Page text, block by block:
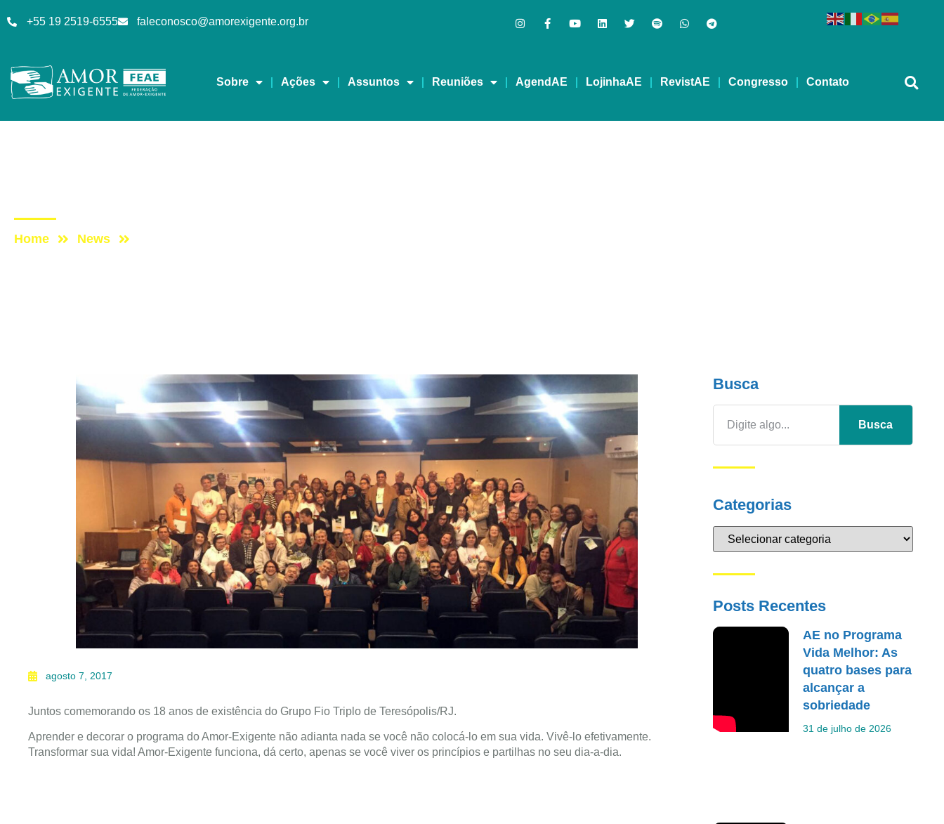
+55 19 2519-6555 faleconosco@amorexigente.org.br
Sobre Ações Assuntos Reuniões AgendAE LojinhaAE RevistAE Congresso Contato
Home News
agosto 7, 2017
Juntos comemorando os 18 anos de existência do Grupo Fio Triplo de Teresópolis/RJ.
Aprender e decorar o programa do Amor-Exigente não adianta nada se você não colocá-lo em sua vida. Vivê-lo efetivamente.
Transformar sua vida! Amor-Exigente funciona, dá certo, apenas se você viver os princípios e partilhas no seu dia-a-dia.
Busca
Busca
Categorias
Posts Recentes
AE no Programa
Vida Melhor: As
quatro bases para
alcançar a
sobriedade
31 de julho de 2026